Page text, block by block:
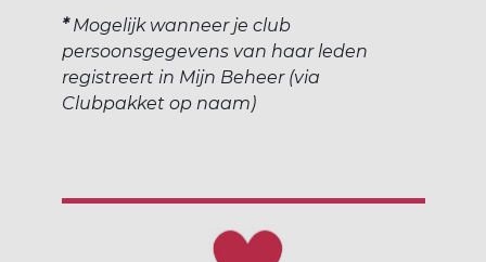
*Mogelijk wanneer je club
persoonsgegevens van haar leden
registreert in Mijn Beheer (via
Clubpakket op naam)